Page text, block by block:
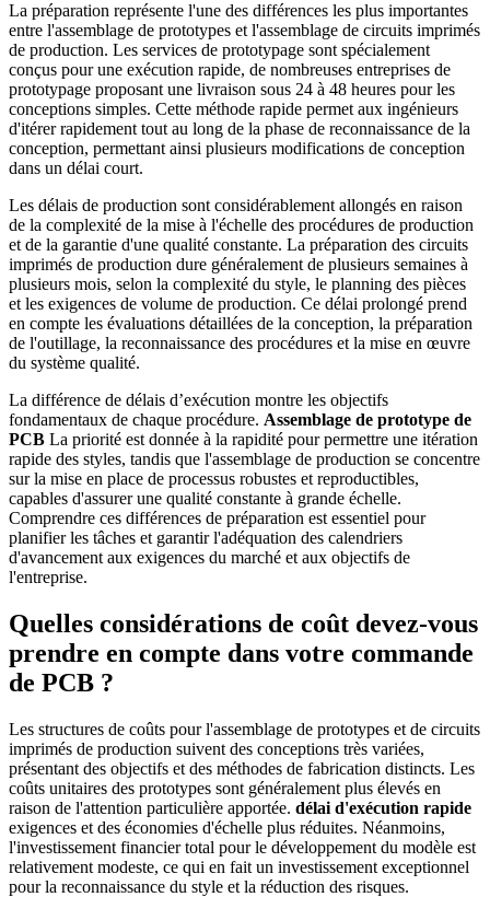
La préparation représente l'une des différences les plus importantes
entre l'assemblage de prototypes et l'assemblage de circuits imprimés
de production. Les services de prototypage sont spécialement
conçus pour une exécution rapide, de nombreuses entreprises de
prototypage proposant une livraison sous 24 à 48 heures pour les
conceptions simples. Cette méthode rapide permet aux ingénieurs
d'itérer rapidement tout au long de la phase de reconnaissance de la
conception, permettant ainsi plusieurs modifications de conception
dans un délai court.
Les délais de production sont considérablement allongés en raison
de la complexité de la mise à l'échelle des procédures de production
et de la garantie d'une qualité constante. La préparation des circuits
imprimés de production dure généralement de plusieurs semaines à
plusieurs mois, selon la complexité du style, le planning des pièces
et les exigences de volume de production. Ce délai prolongé prend
en compte les évaluations détaillées de la conception, la préparation
de l'outillage, la reconnaissance des procédures et la mise en œuvre
du système qualité.
La différence de délais d’exécution montre les objectifs
fondamentaux de chaque procédure. Assemblage de prototype de
PCB La priorité est donnée à la rapidité pour permettre une itération
rapide des styles, tandis que l'assemblage de production se concentre
sur la mise en place de processus robustes et reproductibles,
capables d'assurer une qualité constante à grande échelle.
Comprendre ces différences de préparation est essentiel pour
planifier les tâches et garantir l'adéquation des calendriers
d'avancement aux exigences du marché et aux objectifs de
l'entreprise.
Quelles considérations de coût devez-vous
prendre en compte dans votre commande
de PCB ?
Les structures de coûts pour l'assemblage de prototypes et de circuits
imprimés de production suivent des conceptions très variées,
présentant des objectifs et des méthodes de fabrication distincts. Les
coûts unitaires des prototypes sont généralement plus élevés en
raison de l'attention particulière apportée. délai d'exécution rapide
exigences et des économies d'échelle plus réduites. Néanmoins,
l'investissement financier total pour le développement du modèle est
relativement modeste, ce qui en fait un investissement exceptionnel
pour la reconnaissance du style et la réduction des risques.